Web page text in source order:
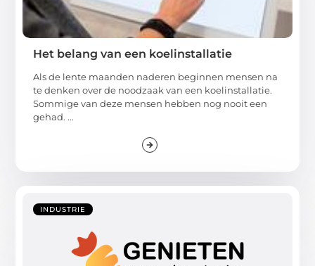
Het belang van een koelinstallatie
Als de lente maanden naderen beginnen mensen na
te denken over de noodzaak van een koelinstallatie.
Sommige van deze mensen hebben nog nooit een
gehad. ...
INDUSTRIE